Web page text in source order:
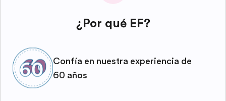
¿Por qué EF?
Confía en nuestra experiencia de
60 años